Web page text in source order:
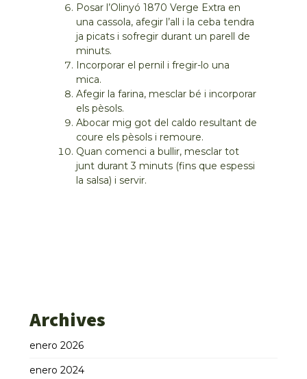
Posar l’Olinyó 1870 Verge Extra en
una cassola, afegir l’all i la ceba tendra
ja picats i sofregir durant un parell de
minuts.
Incorporar el pernil i fregir-lo una
mica.
Afegir la farina, mesclar bé i incorporar
els pèsols.
Abocar mig got del caldo resultant de
coure els pèsols i remoure.
Quan comenci a bullir, mesclar tot
junt durant 3 minuts (fins que espessi
la salsa) i servir.
Archives
enero 2026
enero 2024